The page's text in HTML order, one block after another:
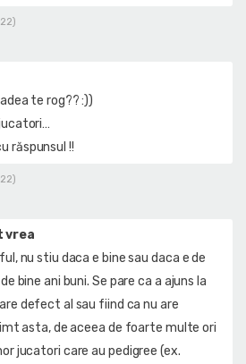
te rog?? :))
răspunsul !!
vrea
nu stiu daca e bine sau daca e de
bine ani buni. Se pare ca a ajuns la
defect al sau fiind ca nu are
asta, de aceea de foarte multe ori
jucatori care au pedigree (ex.